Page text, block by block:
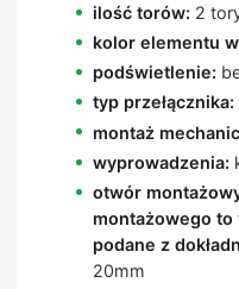
ilość torów: 2
kolor elementu
podświetlenie:
typ przełącznika:
montaż
wyprowadzenia:
otwór
montażowego
podane z
20mm